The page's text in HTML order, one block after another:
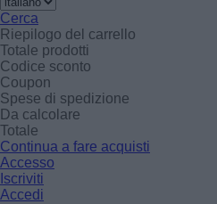
Cerca
Riepilogo del carrello
Totale prodotti
Codice sconto
Coupon
Spese di spedizione
Da calcolare
Totale
Continua a fare acquisti
Accesso
Iscriviti
Accedi